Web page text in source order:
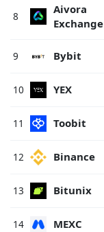
8
Aivora
Exchange
9 Bybit
10 YEX
11 Toobit
12 Binance
13 Bitunix
14 MEXC